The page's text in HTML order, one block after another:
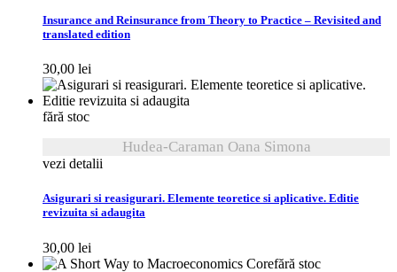
Insurance and Reinsurance from Theory to Practice – Revisited and
translated edition
30,00 lei
fără stoc
Hudea-Caraman Oana Simona
vezi detalii
Asigurari si reasigurari. Elemente teoretice si aplicative. Editie
revizuita si adaugita
30,00 lei
fără stoc